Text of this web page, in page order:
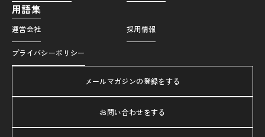
用語集
運営会社 採用情報
プライバシーポリシー
メールマガジンの登録をする
お問い合わせをする